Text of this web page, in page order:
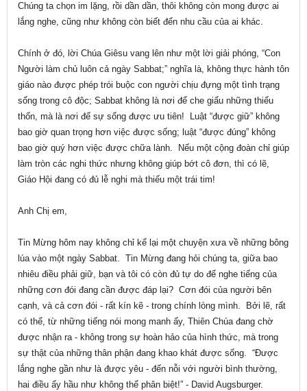
Chúng ta chọn im lặng, rồi dần dần, thôi không còn mong được ai
lắng nghe, cũng như không còn biết đến nhu cầu của ai khác.
Chính ở đó, lời Chúa Giêsu vang lên như một lời giải phóng, “Con
Người làm chủ luôn cả ngày Sabbat;” nghĩa là, không thực hành tôn
giáo nào được phép trói buộc con người chịu đựng một tình trạng
sống trong cô độc; Sabbat không là nơi để che giấu những thiếu
thốn, mà là nơi để sự sống được ưu tiên! Luật “được giữ” không
bao giờ quan trọng hơn việc được sống; luật “được đúng” không
bao giờ quý hơn việc được chữa lành. Nếu một cộng đoàn chỉ giúp
làm tròn các nghi thức nhưng không giúp bớt cô đơn, thì có lẽ,
Giáo Hội đang có đủ lễ nghi mà thiếu một trái tim!
Anh Chị em,
Tin Mừng hôm nay không chỉ kể lại một chuyện xưa về những bông
lúa vào một ngày Sabbat. Tin Mừng đang hỏi chúng ta, giữa bao
nhiêu điều phải giữ, bạn và tôi có còn đủ tự do để nghe tiếng của
những cơn đói đang cần được đáp lại? Cơn đói của người bên
cạnh, và cả cơn đói - rất kín kẽ - trong chính lòng mình. Bởi lẽ, rất
có thể, từ những tiếng nói mong manh ấy, Thiên Chúa đang chờ
được nhận ra - không trong sự hoàn hảo của hình thức, mà trong
sự thật của những thân phận đang khao khát được sống. “Được
lắng nghe gần như là được yêu - đến nỗi với người bình thường,
hai điều ấy hầu như không thể phân biệt!” - David Augsburger.